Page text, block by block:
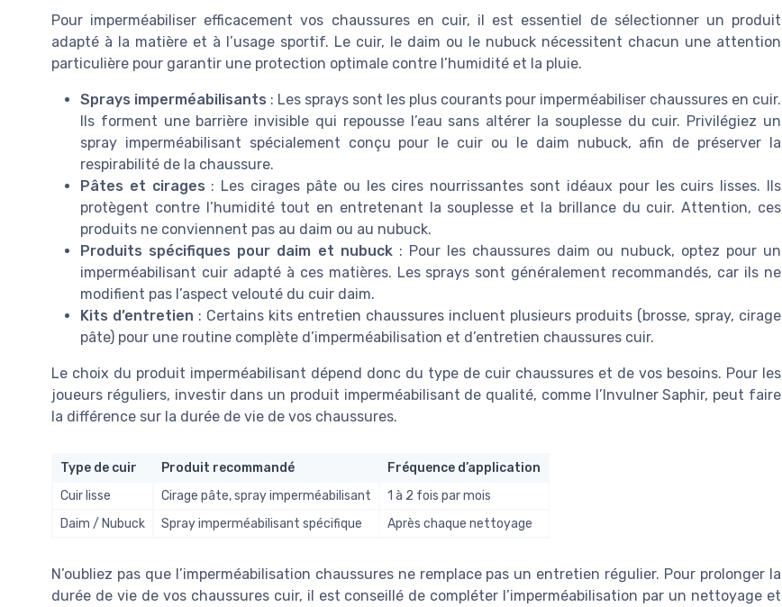
Pour imperméabiliser efficacement vos chaussures en cuir, il est essentiel de sélectionner un produit
adapté à la matière et à l’usage sportif. Le cuir, le daim ou le nubuck nécessitent chacun une attention
particulière pour garantir une protection optimale contre l’humidité et la pluie.
Sprays imperméabilisants : Les sprays sont les plus courants pour imperméabiliser chaussures en cuir.
Ils forment une barrière invisible qui repousse l’eau sans altérer la souplesse du cuir. Privilégiez un
spray imperméabilisant spécialement conçu pour le cuir ou le daim nubuck, afin de préserver la
respirabilité de la chaussure.
Pâtes et cirages : Les cirages pâte ou les cires nourrissantes sont idéaux pour les cuirs lisses. Ils
protègent contre l’humidité tout en entretenant la souplesse et la brillance du cuir. Attention, ces
produits ne conviennent pas au daim ou au nubuck.
Produits spécifiques pour daim et nubuck: Pour les chaussures daim ou nubuck, optez pour un
imperméabilisant cuir adapté à ces matières. Les sprays sont généralement recommandés, car ils ne
modifient pas l’aspect velouté du cuir daim.
Kits d’entretien : Certains kits entretien chaussures incluent plusieurs produits (brosse, spray, cirage
pâte) pour une routine complète d’imperméabilisation et d’entretien chaussures cuir.
Le choix du produit imperméabilisant dépend donc du type de cuir chaussures et de vos besoins. Pour les
joueurs réguliers, investir dans un produit imperméabilisant de qualité, comme l’Invulner Saphir, peut faire
la différence sur la durée de vie de vos chaussures.
Type de cuir Produit recommandé
Fréquence d’application
Cuir lisse
Cirage pâte, spray imperméabilisant
1 à 2 fois par mois
Daim / Nubuck
Spray imperméabilisant spécifique Après chaque nettoyage
N’oubliez pas que l’imperméabilisation chaussures ne remplace pas un entretien régulier. Pour prolonger la
durée de vie de vos chaussures cuir, il est conseillé de compléter l’imperméabilisation par un nettoyage et